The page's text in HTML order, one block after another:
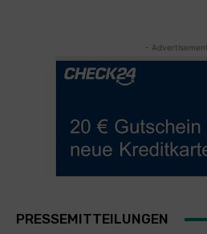
- Advertisement
PRESSEMITTEILUNGEN